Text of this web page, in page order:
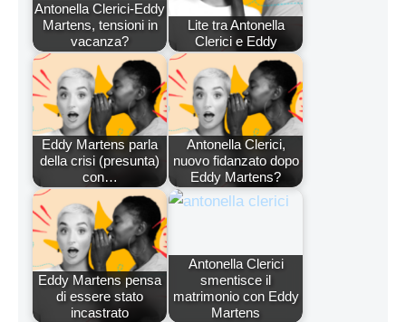
Antonella Clerici-Eddy
Martens, tensioni in
vacanza?
Lite tra Antonella
Clerici e Eddy
Eddy Martens parla
della crisi (presunta)
con…
Antonella Clerici,
nuovo fidanzato dopo
Eddy Martens?
Eddy Martens pensa
di essere stato
incastrato
Antonella Clerici
smentisce il
matrimonio con Eddy
Martens